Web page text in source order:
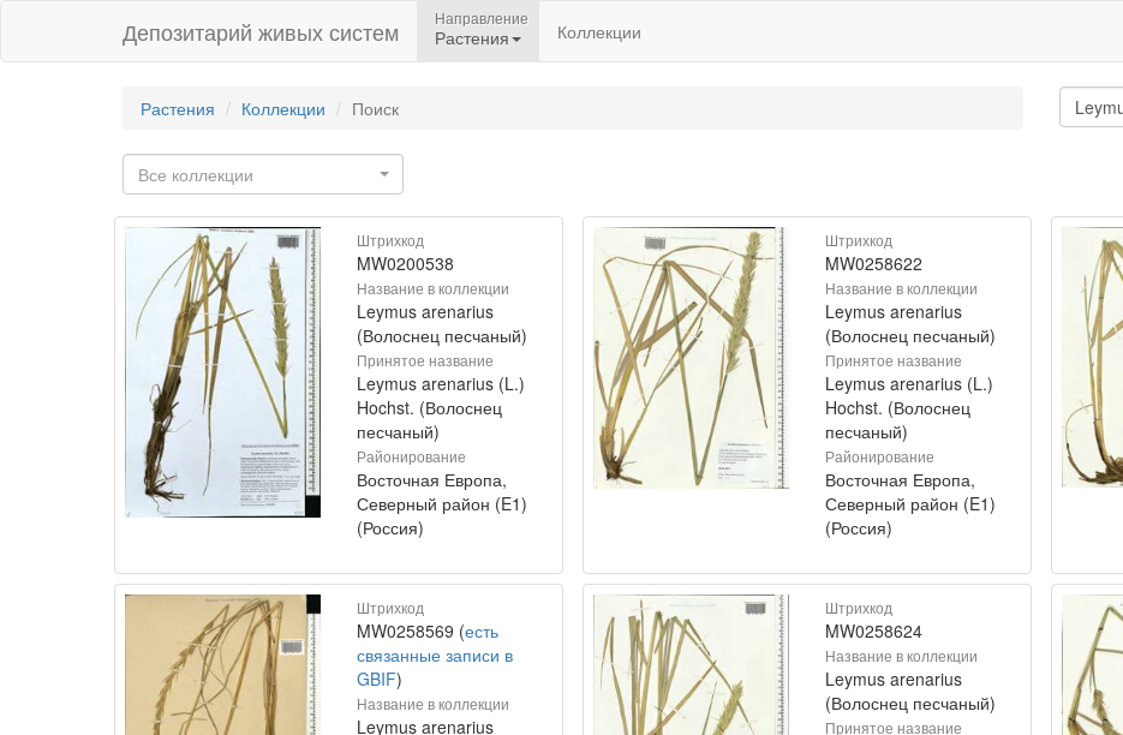
Депозитарий живых систем Направление
Растения Коллекции
Растения Коллекции Поиск
Все коллекции
Штрихкод
MW0200538
Название в коллекции
Leymus arenarius
(Волоснец песчаный)
Принятое название
Leymus arenarius (L.)
Hochst. (Волоснец
песчаный)
Районирование
Восточная Европа,
Северный район (E1)
(Россия)
Штрихкод
MW0258622
Название в коллекции
Leymus arenarius
(Волоснец песчаный)
Принятое название
Leymus arenarius (L.)
Hochst. (Волоснец
песчаный)
Районирование
Восточная Европа,
Северный район (E1)
(Россия)
Штрихкод
MW0258569 (есть
связанные записи в
GBIF)
Название в коллекции
Leymus arenarius
Штрихкод
MW0258624
Название в коллекции
Leymus arenarius
(Волоснец песчаный)
Принятое название